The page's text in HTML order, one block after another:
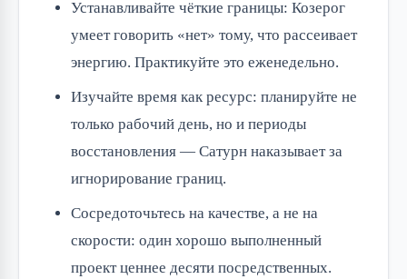
Устанавливайте чёткие границы: Козерог
умеет говорить «нет» тому, что рассеивает
энергию. Практикуйте это еженедельно.
Изучайте время как ресурс: планируйте не
только рабочий день, но и периоды
восстановления — Сатурн наказывает за
игнорирование границ.
Сосредоточьтесь на качестве, а не на
скорости: один хорошо выполненный
проект ценнее десяти посредственных.